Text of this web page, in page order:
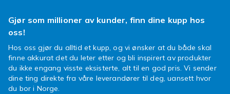
Fordi etterspørselen har vært høy, har også
utvalget økt mye, og i dag finnes det et helt
utvalg av forskjellige deksler til Sony Xperia V
å velge mellom. Du kan velge å kjøpe et
Gjør som millioner av kunder, finn dine kupp hos
oss!
Hos oss gjør du alltid et kupp, og vi ønsker at du både skal
finne akkurat det du leter etter og bli inspirert av produkter
du ikke engang visste eksisterte, alt til en god pris. Vi sender
dine ting direkte fra våre leverandører til deg, uansett hvor
du bor i Norge.